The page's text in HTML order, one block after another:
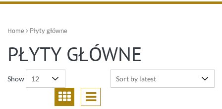
Home Płyty główne
PŁYTY GŁÓWNE
Show